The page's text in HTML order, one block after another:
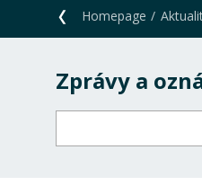
Homepage
Zprávy a